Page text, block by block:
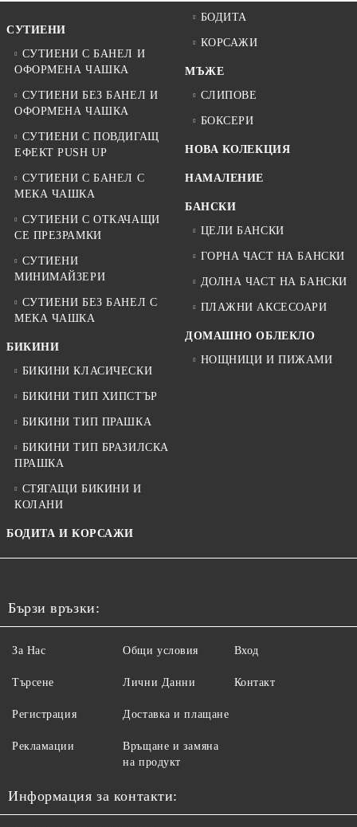
СУТИЕНИ
СУТИЕНИ С БАНЕЛ И
ОФОРМЕНА ЧАШКА
СУТИЕНИ БЕЗ БАНЕЛ И
ОФОРМЕНА ЧАШКА
СУТИЕНИ С ПОВДИГАЩ
ЕФЕКТ PUSH UP
СУТИЕНИ С БАНЕЛ С
МЕКА ЧАШКА
СУТИЕНИ С ОТКАЧАЩИ
СЕ ПРЕЗРАМКИ
СУТИЕНИ
МИНИМАЙЗЕРИ
СУТИЕНИ БЕЗ БАНЕЛ С
МЕКА ЧАШКА
БИКИНИ
БИКИНИ КЛАСИЧЕСКИ
БИКИНИ ТИП ХИПСТЪР
БИКИНИ ТИП ПРАШКА
БИКИНИ ТИП БРАЗИЛСКА
ПРАШКА
СТЯГАЩИ БИКИНИ И
КОЛАНИ
БОДИТА И КОРСАЖИ
БОДИТА
КОРСАЖИ
МЪЖЕ
СЛИПОВЕ
БОКСЕРИ
НОВА КОЛЕКЦИЯ
НАМАЛЕНИЕ
БАНСКИ
ЦЕЛИ БАНСКИ
ГОРНА ЧАСТ НА БАНСКИ
ДОЛНА ЧАСТ НА БАНСКИ
ПЛАЖНИ АКСЕСОАРИ
ДОМАШНО ОБЛЕКЛО
НОЩНИЦИ И ПИЖАМИ
Бързи връзки:
За Нас
Търсене
Регистрация
Рекламации
Общи условия
Лични Данни
Доставка и плащане
Връщане и замяна
на продукт
Вход
Контакт
Информация за контакти: